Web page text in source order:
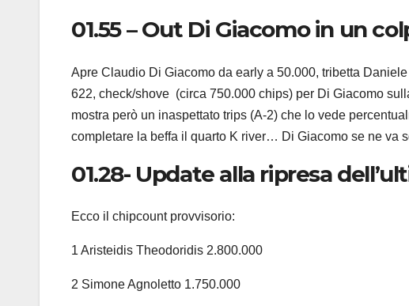
01.55 – Out Di Giacomo in un
Apre Claudio Di Giacomo da early a 50.000, tribetta
622, check/shove (circa 750.000 chips) per Di Giacomo
mostra però un inaspettato trips (A-2) che lo vede
completare la beffa il quarto K river… Di Giacomo se ne va
01.28- Update alla ripresa
Ecco il chipcount provvisorio:
1 Aristeidis Theodoridis 2.800.000
2 Simone Agnoletto 1.750.000